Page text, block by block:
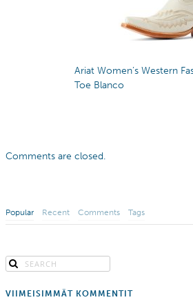
Ariat Women’s Western
Toe Blanco
Comments are closed.
Popular Recent Comments Tags
VIIMEISIMMÄT KOMMENTIT